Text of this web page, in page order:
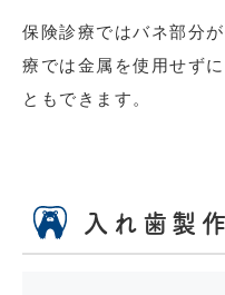
保険診療ではバネ部分
療では金属を使用せず
ともできます。
入れ歯製